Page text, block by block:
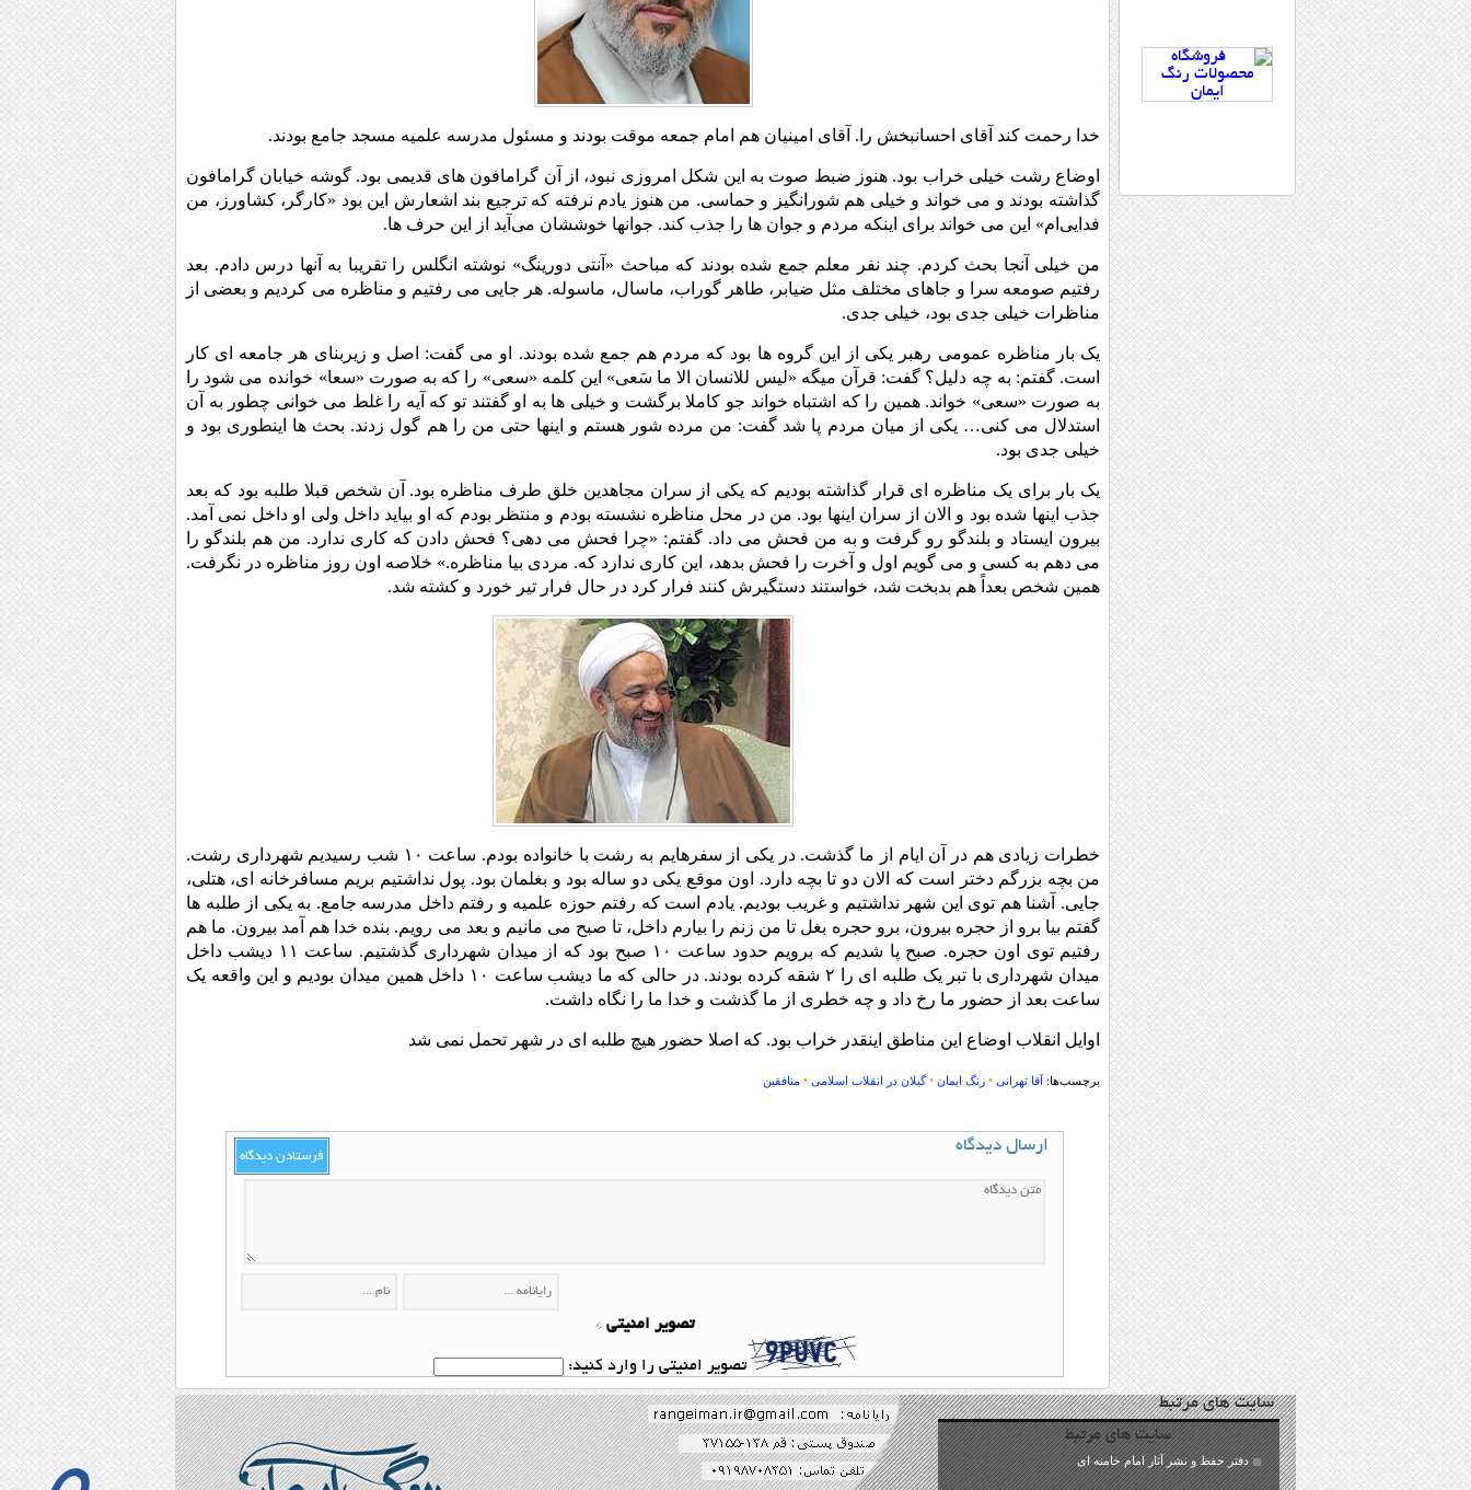
خدا رحمت کند آقای احسانبخش را. آقای امینیان هم امام جمعه موقت بودند و مسئول مدرسه علمیه مسجد جامع بودند.
اوضاع رشت خیلی خراب بود. هنوز ضبط صوت به این شکل امروزی نبود، از آن گرامافون های قدیمی بود. گوشه خیابان گرامافون
گذاشته بودند و می خواند و خیلی هم شورانگیز و حماسی. من هنوز یادم نرفته که ترجیع بند اشعارش این بود «کارگر، کشاورز، من
فدایی‌ام» این می خواند برای اینکه مردم و جوان ها را جذب کند. جوانها خوششان می‌آید از این حرف ها.
من خیلی آنجا بحث کردم. چند نفر معلم جمع شده بودند که مباحث «آنتی دورینگ» نوشته انگلس را تقریبا به آنها درس دادم. بعد
رفتیم صومعه سرا و جاهای مختلف مثل ضیابر، طاهر گوراب، ماسال، ماسوله. هر جایی می رفتیم و مناظره می کردیم و بعضی از
مناظرات خیلی جدی بود، خیلی جدی.
یک بار مناظره عمومی رهبر یکی از این گروه ها بود که مردم هم جمع شده بودند. او می گفت: اصل و زیربنای هر جامعه ای کار
است. گفتم: به چه دلیل؟ گفت: قرآن میگه «لیس للانسان الا ما سَعی» این کلمه «سعی» را که به صورت «سعا» خوانده می شود را
به صورت «سعی» خواند. همین را که اشتباه خواند جو کاملا برگشت و خیلی ها به او گفتند تو که آیه را غلط می خوانی چطور به آن
استدلال می کنی… یکی از میان مردم پا شد گفت: من مرده شور هستم و اینها حتی من را هم گول زدند. بحث ها اینطوری بود و
خیلی جدی بود.
یک بار برای یک مناظره ای قرار گذاشته بودیم که یکی از سران مجاهدین خلق طرف مناظره بود. آن شخص قبلا طلبه بود که بعد
جذب اینها شده بود و الان از سران اینها بود. من در محل مناظره نشسته بودم و منتظر بودم که او بیاید داخل ولی او داخل نمی آمد.
بیرون ایستاد و بلندگو رو گرفت و به من فحش می داد. گفتم: «چرا فحش می دهی؟ فحش دادن که کاری ندارد. من هم بلندگو را
می دهم به کسی و می گویم اول و آخرت را فحش بدهد، این کاری ندارد که. مردی بیا مناظره.» خلاصه اون روز مناظره در نگرفت.
همین شخص بعداً هم بدبخت شد، خواستند دستگیرش کنند فرار کرد در حال فرار تیر خورد و کشته شد.
خطرات زیادی هم در آن ایام از ما گذشت. در یکی از سفرهایم به رشت با خانواده بودم. ساعت ۱۰ شب رسیدیم شهرداری رشت.
من بچه بزرگم دختر است که الان دو تا بچه دارد. اون موقع یکی دو ساله بود و بغلمان بود. پول نداشتیم بریم مسافرخانه ای، هتلی،
جایی. آشنا هم توی این شهر نداشتیم و غریب بودیم. یادم است که رفتم حوزه علمیه و رفتم داخل مدرسه جامع. به یکی از طلبه ها
گفتم بیا برو از حجره بیرون، برو حجره بغل تا من زنم را بیارم داخل، تا صبح می مانیم و بعد می رویم. بنده خدا هم آمد بیرون. ما هم
رفتیم توی اون حجره. صبح پا شدیم که برویم حدود ساعت ۱۰ صبح بود که از میدان شهرداری گذشتیم. ساعت ۱۱ دیشب داخل
میدان شهرداری با تبر یک طلبه ای را ۲ شقه کرده بودند. در حالی که ما دیشب ساعت ۱۰ داخل همین میدان بودیم و این واقعه یک
ساعت بعد از حضور ما رخ داد و چه خطری از ما گذشت و خدا ما را نگاه داشت.
اوایل انقلاب اوضاع این مناطق اینقدر خراب بود. که اصلا حضور هیچ طلبه ای در شهر تحمل نمی شد
برچسب‌ها: آقا تهرانی • رنگ ایمان •گیلان در انقلاب اسلامی • منافقین
فرستادن دیدگاه ارسال دیدگاه
تصویر امنیتی*
تصویر امنیتی را وارد کنید:
سایت های مرتبط
سایت های مرتبط
دفتر حفظ و نشر آثار امام خامنه ای